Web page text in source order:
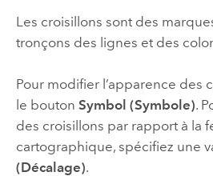
Les croisillons sont des
tronçons des lignes et des
Pour modifier l’apparence des
le bouton Symbol (Symbole).
des croisillons par rapport à la
cartographique, spécifiez une
(Décalage).